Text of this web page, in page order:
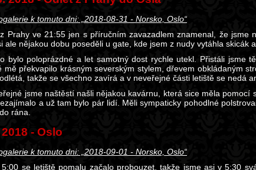
k tomuto dni: „2018-08-31 - Norsko, Oslo“
Prahy ve 21:55 jen s příručním zavazadlem znamenal, že jsme
ale nějakou dobu poseděli u gate, kde jsem z nudy vytáhla skicák
bylo poloprázdné a let samotný dost rychle utekl. Přistáli jsme
mě překvapilo krásným severským stylem, dřevem obkládaným
takže se všechno zavírá a v neveřejné části letiště se nedá
jsme naštěstí našli nějakou kavárnu, která sice měla pomocí
a už tam bylo pár lidí. Měli sympaticky pohodlné
rána.
2018 - Oslo
k tomuto dni: „2018-09-01 - Norsko, Oslo“
5:00 se letiště pomalu začalo probouzet, takže jsme asi v 5:30